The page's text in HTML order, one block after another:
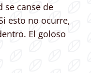
se canse de
esto no ocurre,
El goloso